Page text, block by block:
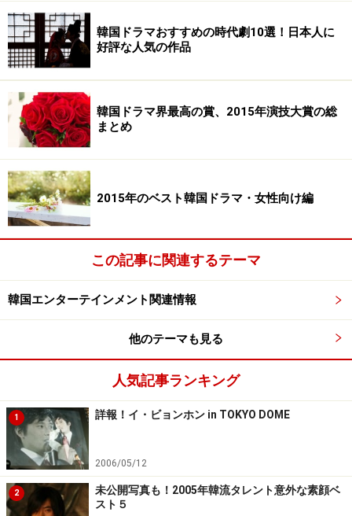
韓国ドラマおすすめの時代劇10選！日本人に
好評な人気の作品
韓国ドラマ界最高の賞、2015年演技大賞の総
まとめ
2015年のベスト韓国ドラマ・女性向け編
この記事に関連するテーマ
韓国エンターテインメント関連情報
他のテーマも見る
人気記事ランキング
1 詳報！イ・ビョンホン in TOKYO DOME
2006/05/12
2
未公開写真も！2005年韓流タレント意外な素顔ベ
スト５